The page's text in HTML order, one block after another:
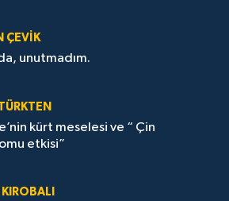
ÇEVİK
unutmadım.
kürt meselesi ve “ Çin
etkisi”